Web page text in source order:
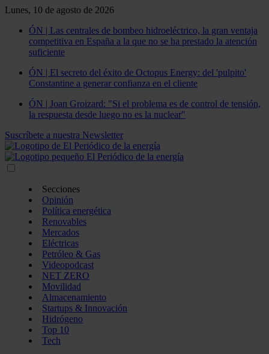
Lunes, 10 de agosto de 2026
ÓN | Las centrales de bombeo hidroeléctrico, la gran ventaja
competitiva en España a la que no se ha prestado la atención
suficiente
ÓN | El secreto del éxito de Octopus Energy: del 'pulpito'
Constantine a generar confianza en el cliente
ÓN | Joan Groizard: "Si el problema es de control de tensión,
la respuesta desde luego no es la nuclear"
Suscríbete a nuestra Newsletter
Secciones
Opinión
Política energética
Renovables
Mercados
Eléctricas
Petróleo & Gas
Videopodcast
NET ZERO
Movilidad
Almacenamiento
Startups & Innovación
Hidrógeno
Top 10
Tech